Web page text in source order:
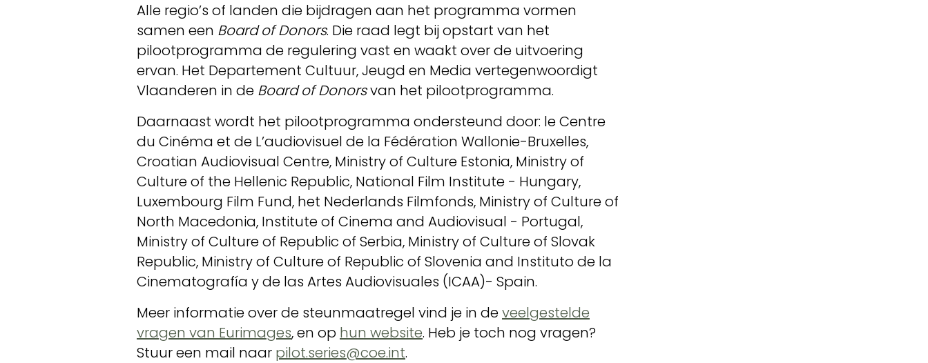
Alle regio’s of landen die bijdragen aan het programma vormen
samen een Board of Donors. Die raad legt bij opstart van het
pilootprogramma de regulering vast en waakt over de uitvoering
ervan. Het Departement Cultuur, Jeugd en Media vertegenwoordigt
Vlaanderen in de Board of Donorsvan het pilootprogramma.
Daarnaast wordt het pilootprogramma ondersteund door: le Centre
du Cinéma et de L’audiovisuel de la Fédération Wallonie-Bruxelles,
Croatian Audiovisual Centre, Ministry of Culture Estonia, Ministry of
Culture of the Hellenic Republic, National Film Institute - Hungary,
Luxembourg Film Fund, het Nederlands Filmfonds, Ministry of Culture of
North Macedonia, Institute of Cinema and Audiovisual - Portugal,
Ministry of Culture of Republic of Serbia, Ministry of Culture of Slovak
Republic, Ministry of Culture of Republic of Slovenia and Instituto de la
Cinematografía y de las Artes Audiovisuales (ICAA)- Spain.
Meer informatie over de steunmaatregel vind je in deveelgestelde
vragen van Eurimages, en op hun website. Heb je toch nog vragen?
Stuur een mail naar pilot.series@coe.int.